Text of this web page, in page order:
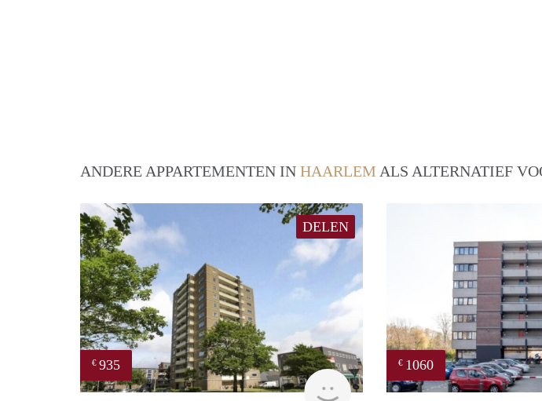
ANDERE APPARTEMENTEN IN HAARLEM ALS ALTERNATIEF
DELEN
€ 935
rent
€ 1060